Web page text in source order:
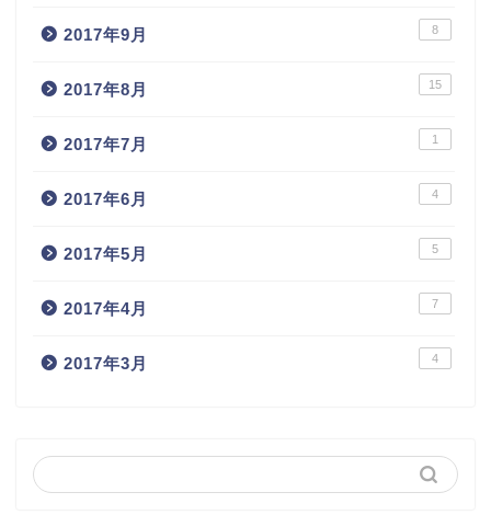
2017年9月 8
2017年8月 15
2017年7月 1
2017年6月 4
2017年5月 5
2017年4月 7
2017年3月 4